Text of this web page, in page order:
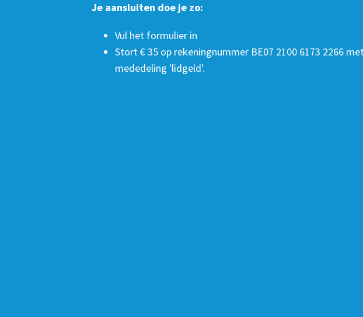
Je aansluiten doe je zo:
Vul het formulier in
Stort € 35 op rekeningnummer BE07 2100 6173 2266
mededeling 'lidgeld'.